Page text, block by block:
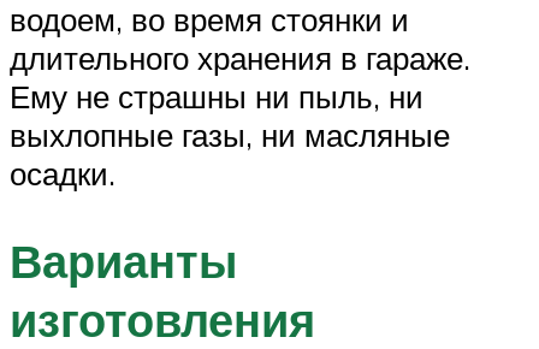
водоем, во время стоянки и
длительного хранения в гараже.
Ему не страшны ни пыль, ни
выхлопные газы, ни масляные
осадки.
Варианты
изготовления